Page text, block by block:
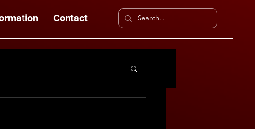
Contact